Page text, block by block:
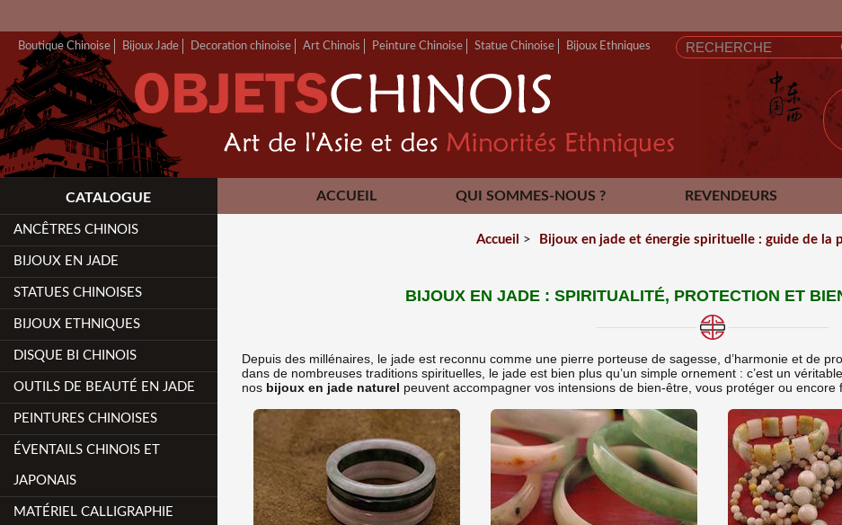
Boutique Chinoise Bijoux Jade Decoration chinoise Art Chinois Peinture Chinoise Statue Chinoise Bijoux Ethniques
ACCUEIL QUI SOMMES-NOUS ? REVENDEURS
CONTACT
CATALOGUE
ANCÊTRES CHINOIS
BIJOUX EN JADE
STATUES CHINOISES
BIJOUX ETHNIQUES
DISQUE BI CHINOIS
OUTILS DE BEAUTÉ EN JADE
PEINTURES CHINOISES
ÉVENTAILS CHINOIS ET
JAPONAIS
MATÉRIEL CALLIGRAPHIE
Accueil > Bijoux en jade et énergie spirituelle : guide de la
BIJOUX EN JADE : SPIRITUALITÉ, PROTECTION ET
Depuis des millénaires, le jade est reconnu comme une pierre porteuse de sagesse, d’harmonie et de
dans de nombreuses traditions spirituelles, le jade est bien plus qu’un simple ornement : c’est un
nos bijoux en jade naturel peuvent accompagner vos intensions de bien-être, vous protéger ou encore